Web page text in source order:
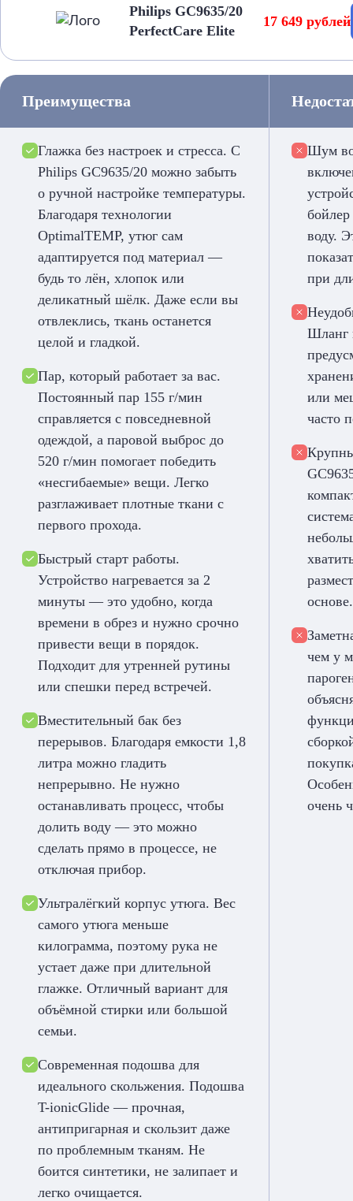
Philips GC9635/20
PerfectCare Elite
17 649 рублей
Преимущества
Глажка без настроек и стресса. С
Philips GC9635/20 можно забыть
о ручной настройке температуры.
Благодаря технологии
OptimalTEMP, утюг сам
адаптируется под материал —
будь то лён, хлопок или
деликатный шёлк. Даже если вы
отвлеклись, ткань останется
целой и гладкой.
Пар, который работает за вас.
Постоянный пар 155 г/мин
справляется с повседневной
одеждой, а паровой выброс до
520 г/мин помогает победить
«несгибаемые» вещи. Легко
разглаживает плотные ткани с
первого прохода.
Быстрый старт работы.
Устройство нагревается за 2
минуты — это удобно, когда
времени в обрез и нужно срочно
привести вещи в порядок.
Подходит для утренней рутины
или спешки перед встречей.
Вместительный бак без
перерывов. Благодаря емкости 1,8
литра можно гладить
непрерывно. Не нужно
останавливать процесс, чтобы
долить воду — это можно
сделать прямо в процессе, не
отключая прибор.
Ультралёгкий корпус утюга. Вес
самого утюга меньше
килограмма, поэтому рука не
устает даже при длительной
глажке. Отличный вариант для
объёмной стирки или большой
семьи.
Современная подошва для
идеального скольжения. Подошва
T-ionicGlide — прочная,
антипригарная и скользит даже
по проблемным тканям. Не
боится синтетики, не залипает и
легко очищается.
Шум
бойлер
воду.
при
Шланг
или
часто
основе.
чем у
очень